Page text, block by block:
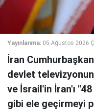
Yayınlanma: 05 Ağustos 2026
İran
devlet
ve İsrail'in İran'ı
gibi ele geçirmeyi